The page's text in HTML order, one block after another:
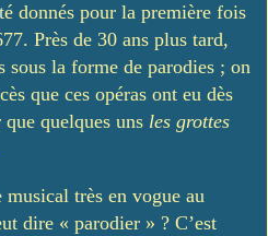
donnés pour la première fois
Près de 30 ans plus tard,
sous la forme de parodies ; on
que ces opéras ont eu dès
quelques uns les grottes
très en vogue au
dire « parodier » ? C’est